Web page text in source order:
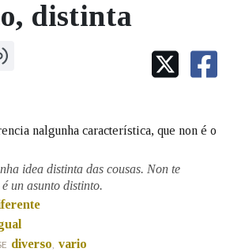
IDENTIDADE CORPORATIVA
MARCIAL DEL ADALID
CASA-MUSEO EMILIA PARDO
FIGURAS HOMENAXEADAS
, distinta
nalgunha característica, que non é o
idea distinta das cousas. Non te
un asunto distinto.
diverso vario